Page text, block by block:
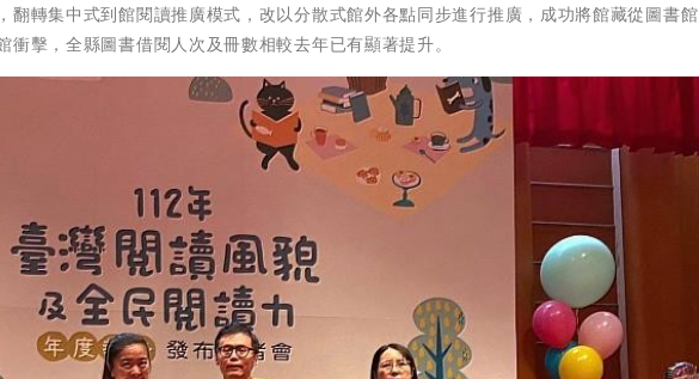
翻轉集中式到館閱讀推廣模式，改以分散式館外各點同步進行推廣，成功將館藏從圖書館
擊，全縣圖書借閱人次及冊數相較去年已有顯著提升。